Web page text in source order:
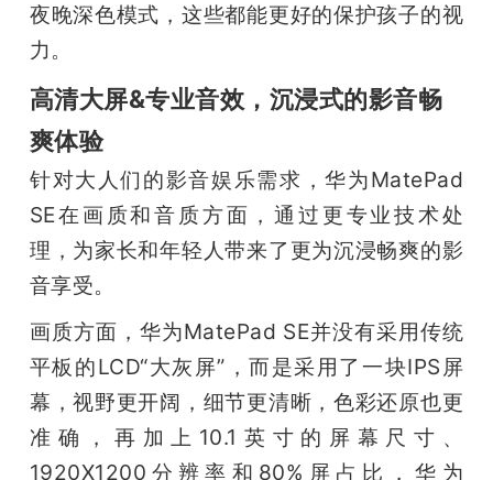
夜晚深色模式，这些都能更好的保护孩子的视
力。
高清大屏&专业音效，沉浸式的影音畅
爽体验
针对大人们的影音娱乐需求，华为MatePad
SE在画质和音质方面，通过更专业技术处
理，为家长和年轻人带来了更为沉浸畅爽的影
音享受。
画质方面，华为MatePad SE并没有采用传统
平板的LCD“大灰屏”，而是采用了一块IPS屏
幕，视野更开阔，细节更清晰，色彩还原也更
准确，再加上10.1英寸的屏幕尺寸、
1920X1200分辨率和80%屏占比，华为